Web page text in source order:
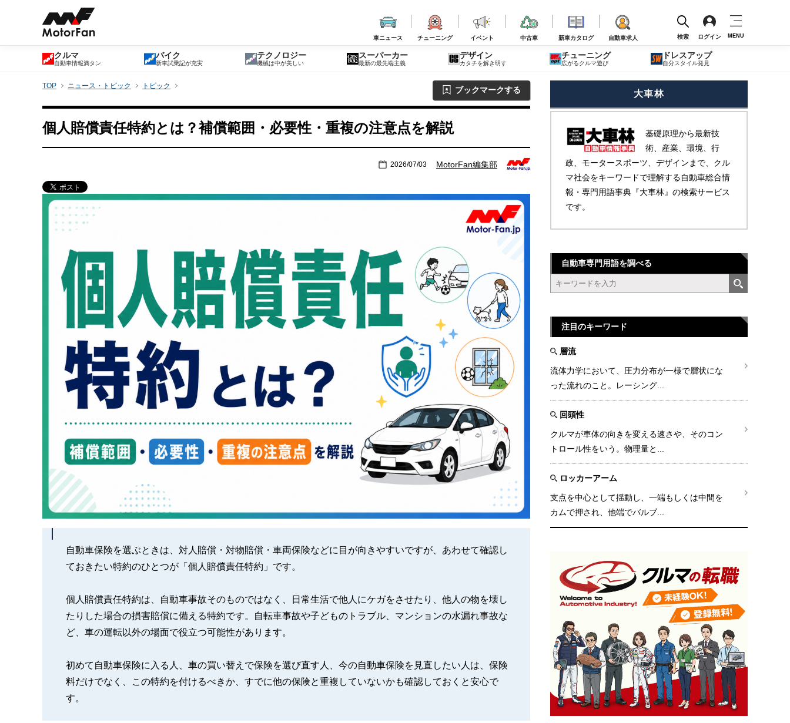
車ニュース チューニング イベント 中古車 新車カタログ 自動車求人 検索 ログイン MENU
クルマ
自動車情報満タン
バイク
新車試乗記が充実
テクノロジー
機械は中が美しい
スーパーカー
最新の最先端主義
デザイン
カタチを解き明す
チューニング
広がるクルマ遊び
ドレスアップ
自分スタイル発見
TOP ニュース・トピック トピック
個人賠償責任特約とは？補償範囲・必要性・重複の注意点を解説
2026/07/03 MotorFan編集部
ブックマークする
自動車保険を選ぶときは、対人賠償・対物賠償・車両保険などに目が向きやすいですが、あわせて確認し
ておきたい特約のひとつが「個人賠償責任特約」です。
個人賠償責任特約は、自動車事故そのものではなく、日常生活で他人にケガをさせたり、他人の物を壊し
たりした場合の損害賠償に備える特約です。自転車事故や子どものトラブル、マンションの水漏れ事故な
ど、車の運転以外の場面で役立つ可能性があります。
初めて自動車保険に入る人、車の買い替えで保険を選び直す人、今の自動車保険を見直したい人は、保険
料だけでなく、この特約を付けるべきか、すでに他の保険と重複していないかも確認しておくと安心で
す。
大車林
基礎原理から最新技
術、産業、環境、行
政、モータースポーツ、デザインまで、クル
マ社会をキーワードで理解する自動車総合情
報・専門用語事典『大車林』の検索サービス
です。
自動車専門用語を調べる
注目のキーワード
層流
流体力学において、圧力分布が一様で層状にな
った流れのこと。レーシング...
回頭性
クルマが車体の向きを変える速さや、そのコン
トロール性をいう。物理量と...
ロッカーアーム
支点を中心として揺動し、一端もしくは中間を
カムで押され、他端でバルブ...